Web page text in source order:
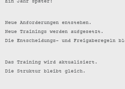
Ein Jahr später:
Neue Anforderungen entstehen.
Neue Trainings werden aufgesetzt.
Die Entscheidungs- und Freigaberegeln
Das Training wird aktualisiert.
Die Struktur bleibt gleich.